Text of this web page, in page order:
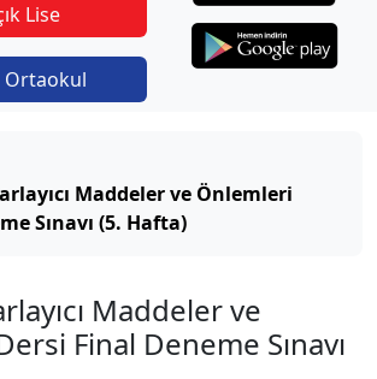
Lise
Ortaokul
Maddeler ve Önlemleri
Sınavı (5. Hafta)
Maddeler ve
Final Deneme Sınavı